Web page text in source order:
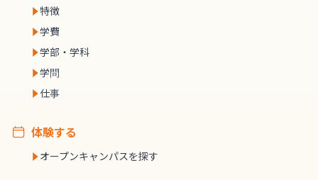
特徴
学費
学部・学科
学問
仕事
体験する
オープンキャンパスを探す